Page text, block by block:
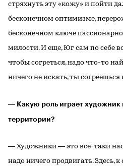
стряхнуть эту «кожу» и пойти
бесконечном оптимизме,
бесконечном ключе
милости. И еще, Юг сам по себе
чтобы согреться, надо что-то
ничего не искать, ты согреешься
― Какую роль играет
территории?
― Художники ― это все-таки
надо ничего продвигать. Здесь,